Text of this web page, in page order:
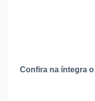
Confira na íntegra